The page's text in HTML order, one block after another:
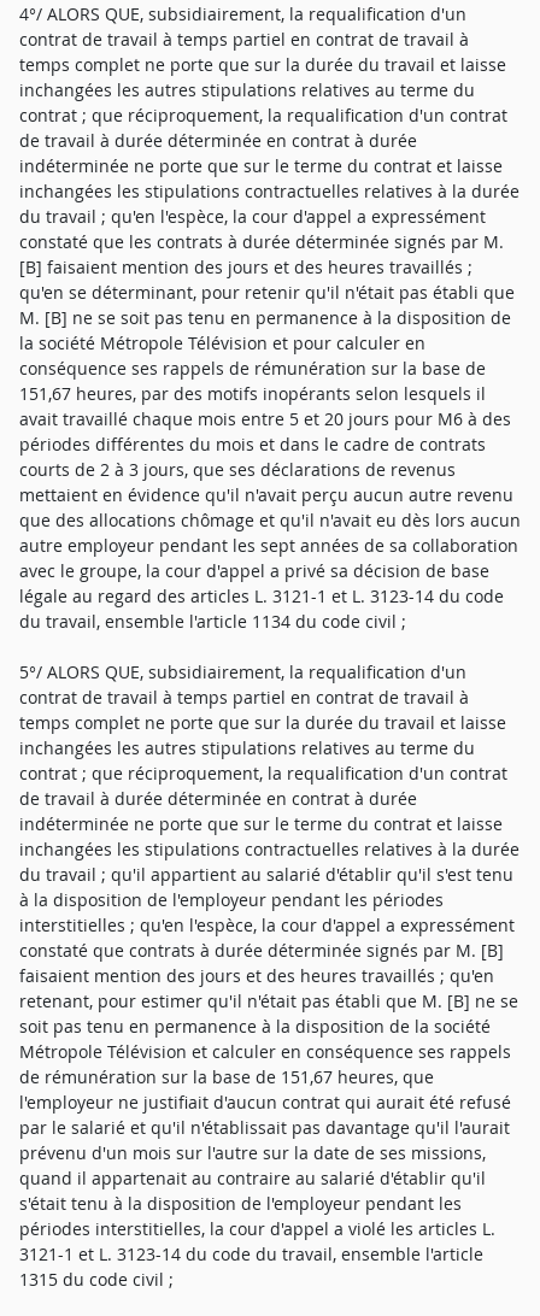
4°/ ALORS QUE, subsidiairement, la requalification d'un
contrat de travail à temps partiel en contrat de travail à
temps complet ne porte que sur la durée du travail et laisse
inchangées les autres stipulations relatives au terme du
contrat ; que réciproquement, la requalification d'un contrat
de travail à durée déterminée en contrat à durée
indéterminée ne porte que sur le terme du contrat et laisse
inchangées les stipulations contractuelles relatives à la durée
du travail ; qu'en l'espèce, la cour d'appel a expressément
constaté que les contrats à durée déterminée signés par M.
[B] faisaient mention des jours et des heures travaillés ;
qu'en se déterminant, pour retenir qu'il n'était pas établi que
M. [B] ne se soit pas tenu en permanence à la disposition de
la société Métropole Télévision et pour calculer en
conséquence ses rappels de rémunération sur la base de
151,67 heures, par des motifs inopérants selon lesquels il
avait travaillé chaque mois entre 5 et 20 jours pour M6 à des
périodes différentes du mois et dans le cadre de contrats
courts de 2 à 3 jours, que ses déclarations de revenus
mettaient en évidence qu'il n'avait perçu aucun autre revenu
que des allocations chômage et qu'il n'avait eu dès lors aucun
autre employeur pendant les sept années de sa collaboration
avec le groupe, la cour d'appel a privé sa décision de base
légale au regard des articles L. 3121-1 et L. 3123-14 du code
du travail, ensemble l'article 1134 du code civil ;
5°/ ALORS QUE, subsidiairement, la requalification d'un
contrat de travail à temps partiel en contrat de travail à
temps complet ne porte que sur la durée du travail et laisse
inchangées les autres stipulations relatives au terme du
contrat ; que réciproquement, la requalification d'un contrat
de travail à durée déterminée en contrat à durée
indéterminée ne porte que sur le terme du contrat et laisse
inchangées les stipulations contractuelles relatives à la durée
du travail ; qu'il appartient au salarié d'établir qu'il s'est tenu
à la disposition de l'employeur pendant les périodes
interstitielles ; qu'en l'espèce, la cour d'appel a expressément
constaté que contrats à durée déterminée signés par M. [B]
faisaient mention des jours et des heures travaillés ; qu'en
retenant, pour estimer qu'il n'était pas établi que M. [B] ne se
soit pas tenu en permanence à la disposition de la société
Métropole Télévision et calculer en conséquence ses rappels
de rémunération sur la base de 151,67 heures, que
l'employeur ne justifiait d'aucun contrat qui aurait été refusé
par le salarié et qu'il n'établissait pas davantage qu'il l'aurait
prévenu d'un mois sur l'autre sur la date de ses missions,
quand il appartenait au contraire au salarié d'établir qu'il
s'était tenu à la disposition de l'employeur pendant les
périodes interstitielles, la cour d'appel a violé les articles L.
3121-1 et L. 3123-14 du code du travail, ensemble l'article
1315 du code civil ;